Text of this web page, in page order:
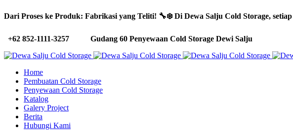
Dari Proses ke Produk: Fabrikasi yang Teliti! 🔧❄️ Di Dewa Salju Cold Storage,
+62 852-1111-3257 Gudang 60 Penyewaan Cold Storage Dewi Salju
Home
Pembuatan Cold Storage
Penyewaan Cold Storage
Katalog
Galery Project
Berita
Hubungi Kami